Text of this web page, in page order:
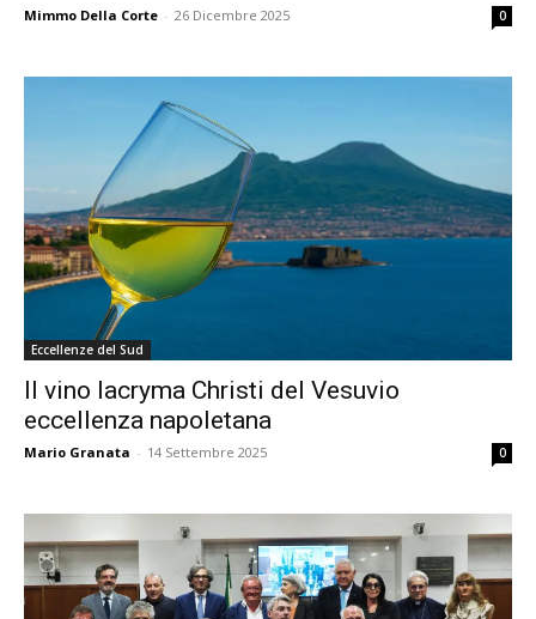
Mimmo Della Corte - 26 Dicembre 2025 0
Eccellenze del Sud
Il vino lacryma Christi del Vesuvio
eccellenza napoletana
Mario Granata - 14 Settembre 2025 0